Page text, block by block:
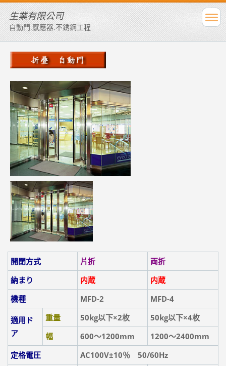
生業有限公司
自動門.感應器.不銹鋼工程
開閉方式 片折
両折
納まり
内蔵
内蔵
機種
MFD-2 MFD-4
適用ド
ア
重量 50kg以下×2枚
50kg以下×4枚
幅
600～1200mm
1200～2400mm
定格電圧
AC100V±10％ 50/60Hz